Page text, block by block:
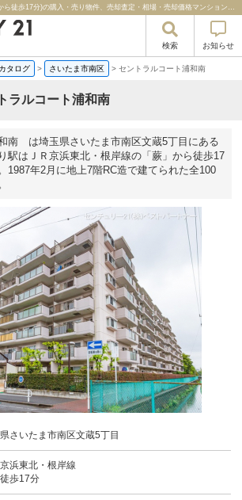
セントラルコート浦和南 (蕨駅から徒歩17分)の購入・売り物件、売却査定・相場・売却価格マンション情報｜センチュリー２１ベストパートナー
検索 お知らせ
タログ > さいたま市南区 > セントラルコート浦和南
ラルコート浦和南
南 は埼玉県さいたま市南区文蔵5丁目にある
駅はＪＲ京浜東北・根岸線の「蕨」から徒歩17
1987年2月に地上7階RC造で建てられた全100
さいたま市南区文蔵5丁目
京浜東北・根岸線
歩17分